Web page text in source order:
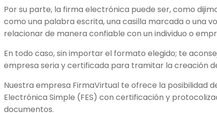
Por su parte, la firma electrónica puede ser, como
como una palabra escrita, una casilla marcada o una
relacionar de manera confiable con un individuo o
En todo caso, sin importar el formato elegido; te
empresa seria y certificada para tramitar la creación
Nuestra empresa FirmaVirtual te ofrece la posibilidad
Electrónica Simple (FES) con certificación y
documentos.